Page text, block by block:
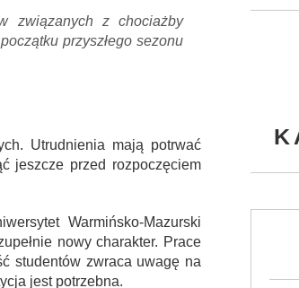
związanych z chociażby
przyszłego sezonu
Utrudnienia mają potrwać
jeszcze przed rozpoczęciem
Warmińsko-Mazurski
nowy charakter. Prace
studentów zwraca uwagę na
jest potrzebna.